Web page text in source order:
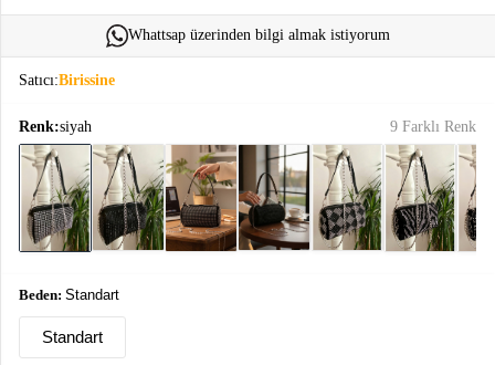
T-Shirt
Ev
Giyimkeyboard_arrow_down
Takımlarkeyboard_arrow_down
Alt
Giyimkeyboard_arrow_down
Whattsap üzerinden bilgi almak istiyorum
Satıcı:Birissine
Renk:siyah 9 Farklı Renk
Beden: Standart
Standart